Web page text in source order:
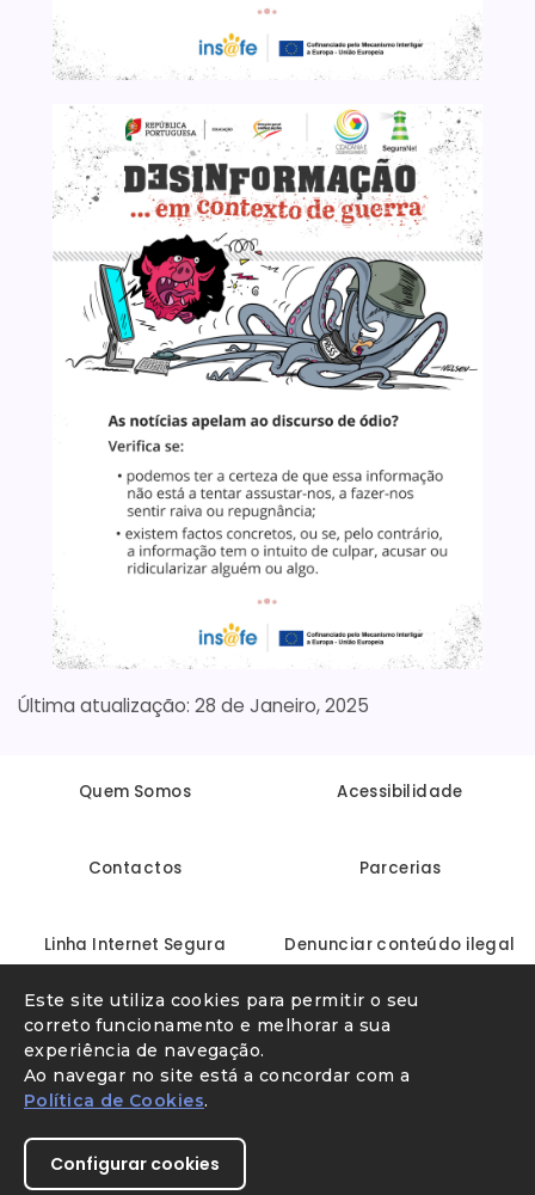
Este site utiliza cookies para permitir o seu
correto funcionamento e melhorar a sua
experiência de navegação.
Ao navegar no site está a concordar com a
Política de Cookies.
Configurar cookies
28 de Janeiro, 2025
Quem Somos Acessibilidade
Contactos Parcerias
Linha Internet Segura Denunciar conteúdo ilegal